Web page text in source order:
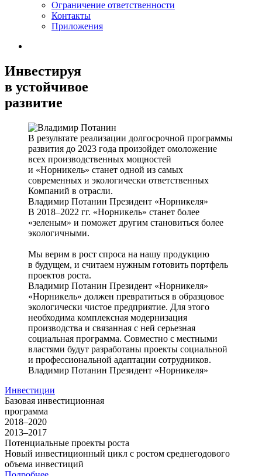
Ограничение ответственности
Контакты
Приложения
Инвестируя
в устойчивое
развитие
В результате реализации долгосрочной программы
развития до 2023 года произойдет омоложение
всех производственных мощностей
и «Норникель» станет одной из самых
современных и экологически ответственных
Компаний в отрасли.
Владимир Потанин Президент «Норникеля»
В 2018–2022 гг. «Норникель» станет более
«зеленым» и поможет другим становиться более
экологичными.
Мы верим в рост спроса на нашу продукцию
в будущем, и считаем нужным готовить портфель
проектов роста.
Владимир Потанин Президент «Норникеля»
«Норникель» должен превратиться в образцовое
экологически чистое предприятие. Для этого
необходима комплексная модернизация
производства и связанная с ней серьезная
социальная программа. Совместно с местными
властями будут разработаны проекты социальной
и профессиональной адаптации сотрудников.
Владимир Потанин Президент «Норникеля»
Инвестиции
Базовая инвестиционная
программа
2018–2020
2013–2017
Потенциальные проекты роста
Новый инвестиционный цикл с ростом среднегодового
объема инвестиций